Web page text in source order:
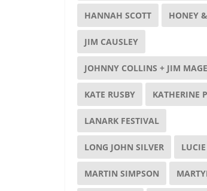
HANNAH SCOTT HONEY
JIM CAUSLEY
JOHNNY COLLINS + JIM
KATE RUSBY KATHERINE
LANARK FESTIVAL
LONG JOHN SILVER
MARTIN SIMPSON